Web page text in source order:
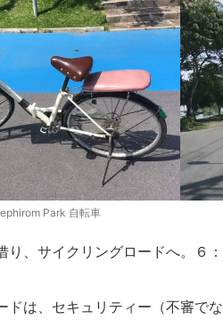
Park 自転車
り、サイクリングロードへ。６
ドは、セキュリティー（不審で